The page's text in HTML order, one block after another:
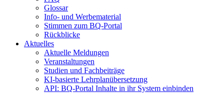
Glossar
Info- und Werbematerial
Stimmen zum BQ-Portal
Rückblicke
Aktuelles
Aktuelle Meldungen
Veranstaltungen
Studien und Fachbeiträge
KI-basierte Lehrplanübersetzung
API: BQ-Portal Inhalte in ihr System einbinden